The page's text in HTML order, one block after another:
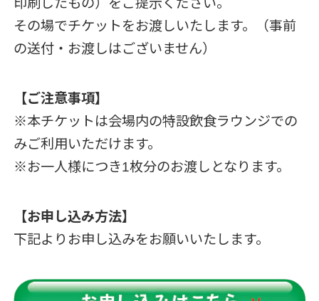
印刷したもの）をご提示ください。
その場でチケットをお渡しいたします。（事前
の送付・お渡しはございません）
【ご注意事項】
※本チケットは会場内の特設飲食ラウンジでの
みご利用いただけます。
※お一人様につき1枚分のお渡しとなります。
【お申し込み方法】
下記よりお申し込みをお願いいたします。